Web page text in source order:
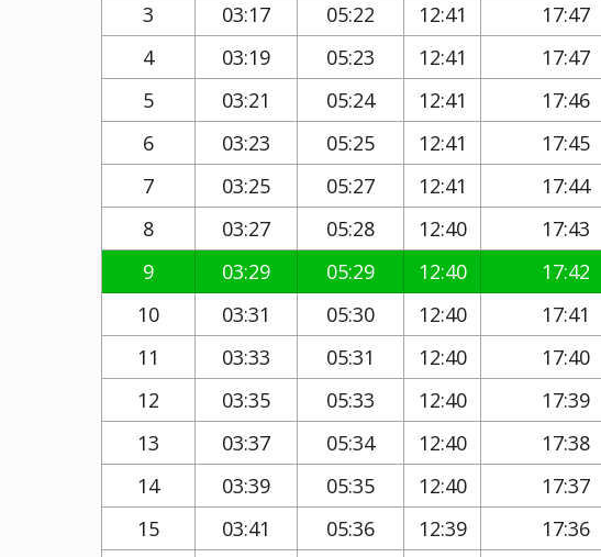
3
03:17 05:22 12:41 17:47
4
03:19 05:23 12:41 17:47
5
03:21 05:24 12:41 17:46
6
03:23 05:25 12:41 17:45
7
03:25 05:27 12:41 17:44
8
03:27 05:28 12:40 17:43
9
03:29 05:29 12:40 17:42
10
03:31 05:30 12:40 17:41
11
03:33 05:31 12:40 17:40
12
03:35 05:33 12:40 17:39
13
03:37 05:34 12:40 17:38
14
03:39 05:35 12:40 17:37
15
03:41 05:36 12:39 17:36